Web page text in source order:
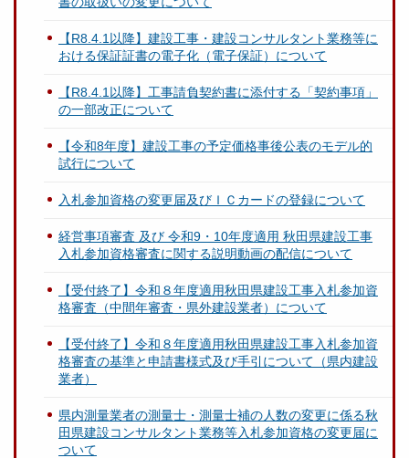
【R8.4.1以降】建設工事・建設コンサルタント業務等に
おける保証証書の電子化（電子保証）について
【R8.4.1以降】工事請負契約書に添付する「契約事項」
の一部改正について
【令和8年度】建設工事の予定価格事後公表のモデル的
試行について
入札参加資格の変更届及びＩＣカードの登録について
経営事項審査 及び 令和9・10年度適用 秋田県建設工事
入札参加資格審査に関する説明動画の配信について
【受付終了】令和８年度適用秋田県建設工事入札参加資
格審査（中間年審査・県外建設業者）について
【受付終了】令和８年度適用秋田県建設工事入札参加資
格審査の基準と申請書様式及び手引について（県内建設
業者）
県内測量業者の測量士・測量士補の人数の変更に係る秋
田県建設コンサルタント業務等入札参加資格の変更届に
ついて